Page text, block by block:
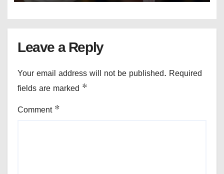
Leave a Reply
Your email address will not be published. Required
fields are marked *
Comment *